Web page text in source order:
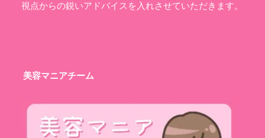
視点からの鋭いアドバイスを入れさせていただきます。
美容マニアチーム